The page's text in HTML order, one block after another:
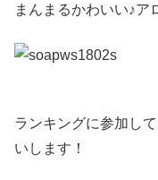
まんまるかわいい♪ア
ランキングに参加し
いします！